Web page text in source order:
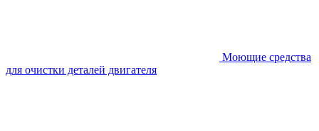
Моющие средства
для очистки деталей двигателя